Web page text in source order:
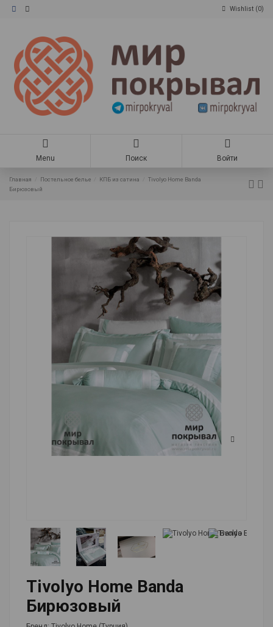
Wishlist (0)
Menu Поиск Войти
Главная Постельное белье КПБ из сатина
Tivolyo Home Banda
Бирюзовый
Tivolyo Home Banda
Бирюзовый